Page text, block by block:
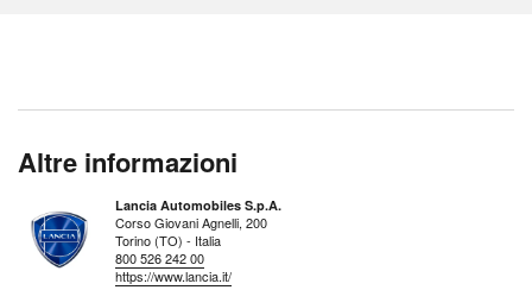
Altre informazioni
Lancia Automobiles S.p.A.
Corso Giovani Agnelli, 200
Torino (TO) - Italia
800 526 242 00
https://www.lancia.it/